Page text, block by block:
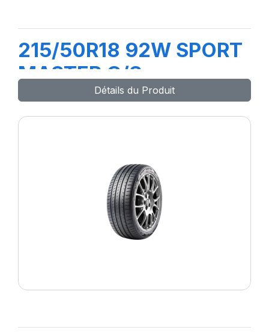
215/50R18 92W SPORT
MASTER C/S
Détails du Produit